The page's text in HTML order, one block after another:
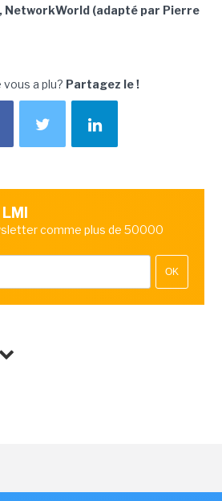
NetworkWorld (adapté par Pierre
a plu? Partagez le !
comme plus de 50000
OK